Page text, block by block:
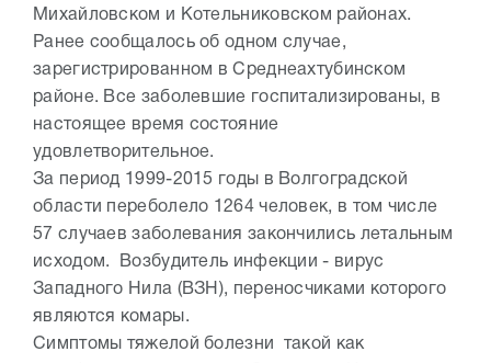
Михайловском и Котельниковском районах.
Ранее сообщалось об одном случае,
зарегистрированном в Среднеахтубинском
районе. Все заболевшие госпитализированы, в
настоящее время состояние
удовлетворительное.
За период 1999-2015 годы в Волгоградской
области переболело 1264 человек, в том числе
57 случаев заболевания закончились летальным
исходом. Возбудитель инфекции - вирус
Западного Нила (ВЗН), переносчиками которого
являются комары.
Симптомы тяжелой болезни такой как